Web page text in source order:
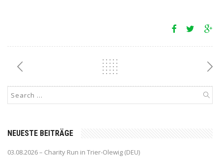
NEUESTE BEITRÄGE
03.08.2026 – Charity Run in Trier-Olewig (DEU)